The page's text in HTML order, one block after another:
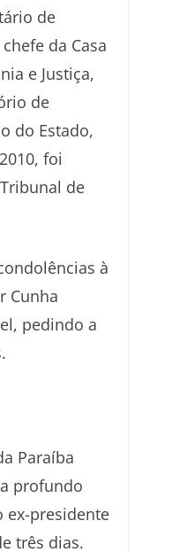
de
da Casa
e Justiça,
de
do Estado,
foi
de
à
Cunha
pedindo a
Paraíba
profundo
ex-presidente
três dias.